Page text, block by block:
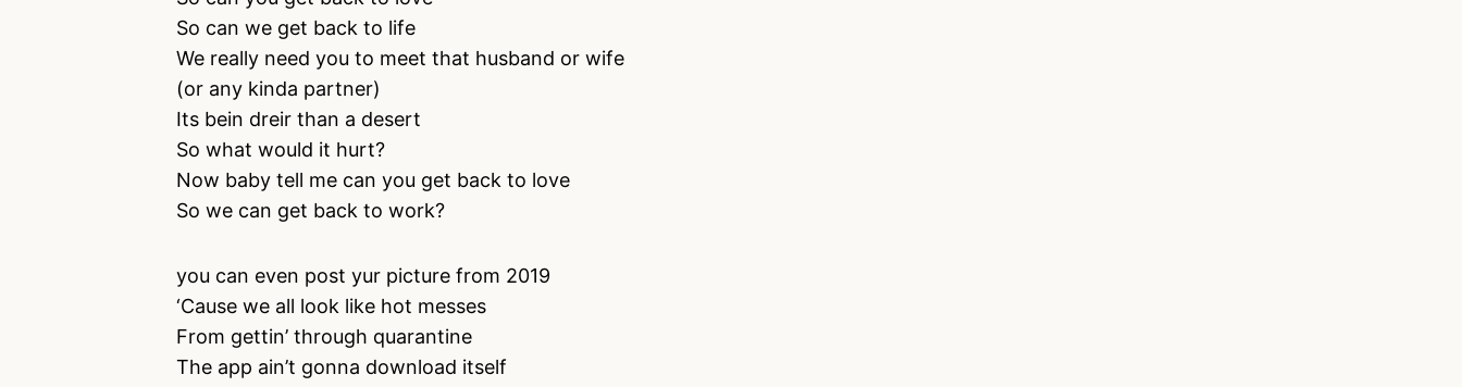
So can we get back to life
We really need you to meet that husband or wife
(or any kinda partner)
Its bein dreir than a desert
So what would it hurt?
Now baby tell me can you get back to love
So we can get back to work?
you can even post yur picture from 2019
‘Cause we all look like hot messes
From gettin’ through quarantine
The app ain’t gonna download itself